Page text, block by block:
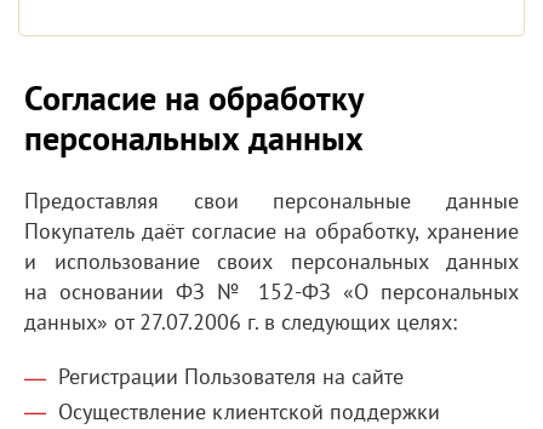
Согласие на обработку
персональных данных
Предоставляя свои персональные данные
Покупатель даёт согласие на обработку, хранение
и использование своих персональных данных
на основании ФЗ № 152-ФЗ «О персональных
данных» от 27.07.2006 г. в следующих целях:
Регистрации Пользователя на сайте
Осуществление клиентской поддержки